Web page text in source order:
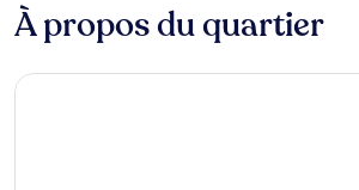
À propos du quartier